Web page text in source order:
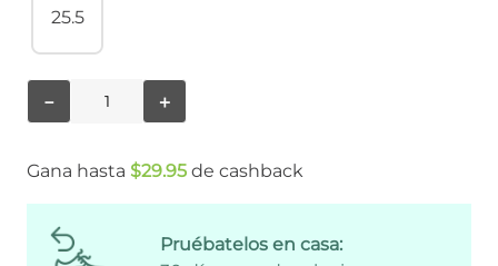
25.5
＋
－
Gana hasta $29.95 de cashback
Pruébatelos en casa: